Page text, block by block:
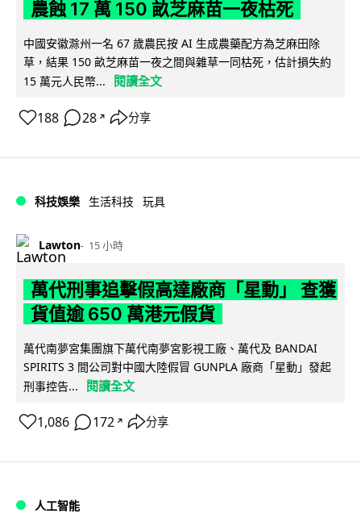
農蝕 17 萬 150 畝芝麻苗一夜枯死
中國安徽滁州一名 67 歲農民按 AI 生成農藥配方為芝麻田除
草，結果 150 畝芝麻苗一夜之間與雜草一同枯死，估計損失約
15 萬元人民幣...
閱讀全文
188 28 ↗ 分享
科技娛樂 生活科技 玩具
Lawton 15 小時
萬代刑事追擊假高達廠商「星動」 查獲
貨值逾 650 萬港元假貨
萬代南夢宮集團旗下萬代南夢宮影視工廠、萬代及 BANDAI
SPIRITS 3 間公司對中國大陸假冒 GUNPLA 廠商「星動」發起
刑事控告...
閱讀全文
1,086 172 ↗ 分享
人工智能